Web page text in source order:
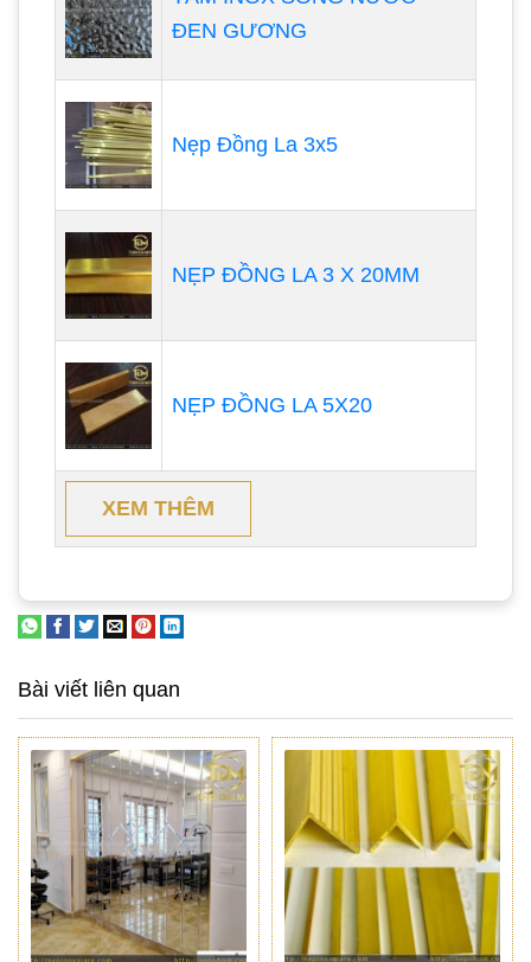
ĐEN GƯƠNG
Nẹp Đồng La 3x5
NẸP ĐỒNG LA 3 X 20MM
NẸP ĐỒNG LA 5X20
XEM THÊM
Bài viết liên quan